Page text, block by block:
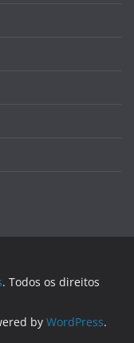
. Todos os direitos
by WordPress.